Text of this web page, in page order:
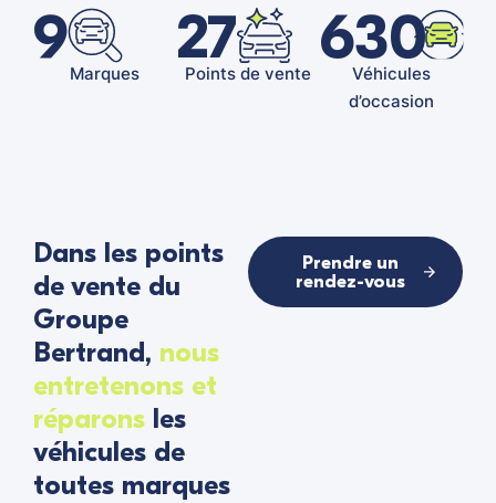
9Marques 27
Points de vente 630
Véhicules
d’occasion
Dans les points
de vente du
Groupe
Bertrand, nous
entretenons et
réparons les
véhicules de
toutes marques
Prendre un
rendez-vous